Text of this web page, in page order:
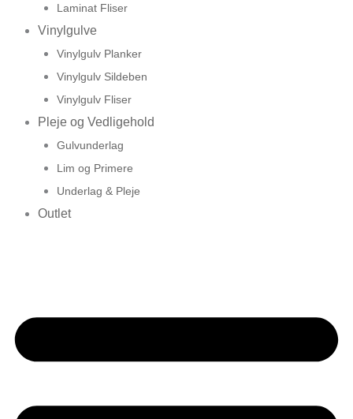
Laminat Fliser
Vinylgulve
Vinylgulv Planker
Vinylgulv Sildeben
Vinylgulv Fliser
Pleje og Vedligehold
Gulvunderlag
Lim og Primere
Underlag & Pleje
Outlet